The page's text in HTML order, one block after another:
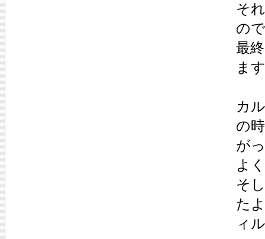
そ
の
最
ま
カ
の
が
よ
そ
た
ィ